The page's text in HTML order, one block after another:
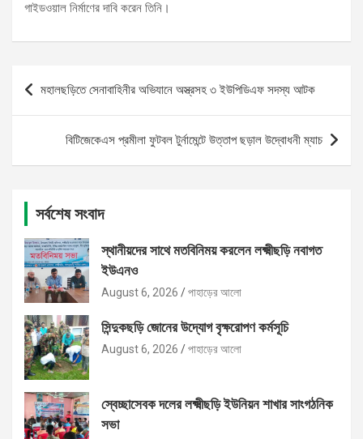
গাইডওয়াল নির্মাণের দাবি করেন তিনি।
Post
navigation
মহালছড়িতে সেনাবাহিনীর অভিযানে অস্ত্রসহ ৩ ইউপিডিএফ সদস্য আটক
বিটিজেকেএস প্রমীলা ফুটবল টুর্নামেন্টে উত্তাপ ছড়াল উদ্বোধনী ম্যাচ
সর্বশেষ সংবাদ
স্থানীয়দের সাথে মতবিনিময় করলেন লক্ষ্মীছড়ি নবাগত
ইউএনও
August 6, 2026 পাহাড়ের আলো
সিন্দুকছড়ি জোনের উদ্যোগ বৃক্ষরোপণ কর্মসূচি
August 6, 2026 পাহাড়ের আলো
স্বেচ্ছাসেবক দলের লক্ষ্মীছড়ি ইউনিয়ন শাখার সাংগঠনিক
সভা